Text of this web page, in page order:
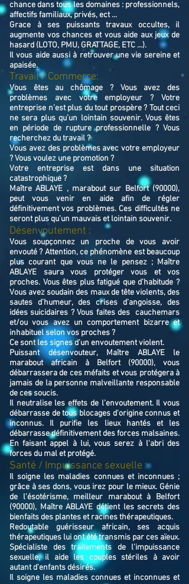
chance dans tous les domaines : professionnels,
affectifs familiaux, privés, ect ...
Grace à ses puissants travaux occultes, il
augmente vos chances et vous aide aux jeux de
hasard (LOTO, PMU, GRATTAGE, ETC ...).
Il vous aide aussi à retrouver une vie sereine et
apaisée.
Travail / Commerce:
Vous êtes au chômage ? Vous avez des
problèmes avec votre employeur ? Votre
entreprise n’est plus du tout prospère ? Tout ceci
ne sera plus qu’un lointain souvenir. Vous êtes
en période de rupture professionnelle ? Vous
recherchez du travail ?
Vous avez des problèmes avec votre employeur
? Vous voulez une promotion ?
Votre entreprise est dans une situation
catastrophique ?
Maître ABLAYE , marabout sur Belfort (90000),
peut vous venir en aide afin de régler
définitivement vos problèmes. Ces difficultés ne
seront plus qu’un mauvais et lointain souvenir.
Désenvoutement :
Vous soupçonnez un proche de vous avoir
envouté ? Attention, ce phénomène est beaucoup
plus courant que vous ne le pensez ; Maître
ABLAYE saura vous protéger vous et vos
proches. Vous êtes plus fatigué que d’habitude ?
Vous avez soudain des maux de tête violents, des
sautes d’humeur, des crises d’angoisse, des
idées suicidaires ? Vous faites des cauchemars
et/ou vous avez un comportement bizarre et
inhabituel selon vos proches ?
Ce sont les signes d’un envoutement violent.
Puissant désenvouteur,
Maître ABLAYE
le
marabout africain à Belfort (90000),
vous
débarrassera de ces méfaits et vous protégera à
jamais de la personne malveillante responsable
de ces soucis.
Il neutralise les effets de l’envoutement. Il vous
débarrasse de tous blocages d'origine connus et
inconnus. Il purifie les lieux hantés et les
débarrasse définitivement des forces malsaines.
En faisant appel à lui, vous serez à l'abri des
forces du mal et protégé.
Santé / Impuissance sexuelle :
Il soigne les maladies connues et inconnues ;
grâce à ses dons, vous irez pour le mieux. Génie
de l'ésotérisme, meilleur marabout à Belfort
(90000), Maître ABLAYE détient les secrets des
bienfaits des plantes et racines thérapeutiques.
Redoutable guérisseur africain, ses acquis
thérapeutiques lui ont été transmis par ces aïeux.
Spécialiste des traitements de l'impuissance
sexuelle, il aide les couples stériles à avoir
autant d'enfants désirés.
Il soigne les maladies connues et inconnues et